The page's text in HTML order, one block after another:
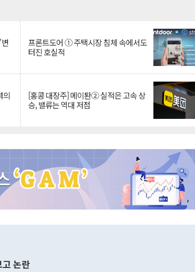
프론트도어 ① 주택시장 침체 속에서도
터진 호실적
의 [홍콩 대장주] 메이퇀② 실적은 고속 상
승, 밸류는 역대 저점
논란